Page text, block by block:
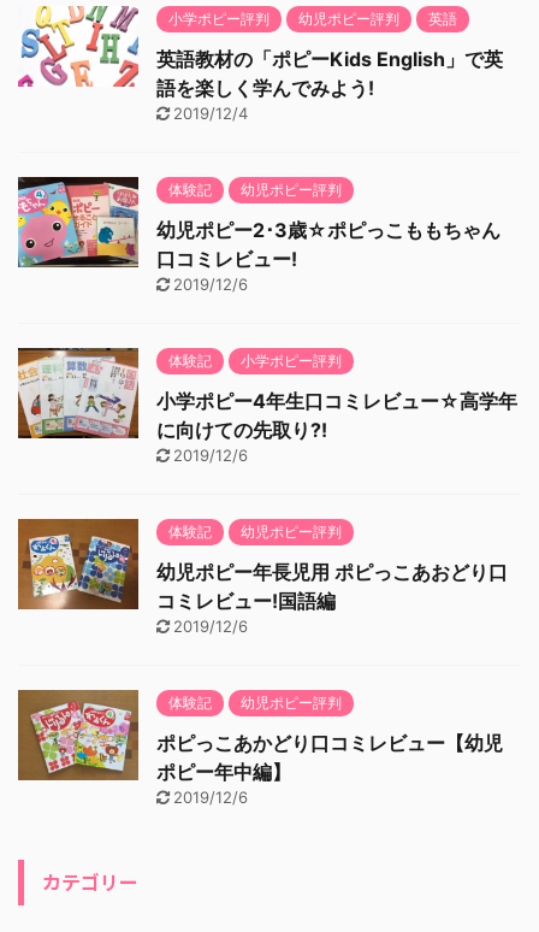
小学ポピー評判 幼児ポピー評判 英語
英語教材の「ポピーKids English」で英
語を楽しく学んでみよう!
2019/12/4
体験記 幼児ポピー評判
幼児ポピー2･3歳☆ポピっこももちゃん
口コミレビュー!
2019/12/6
体験記 小学ポピー評判
小学ポピー4年生口コミレビュー☆高学年
に向けての先取り?!
2019/12/6
体験記 幼児ポピー評判
幼児ポピー年長児用 ポピっこあおどり口
コミレビュー!国語編
2019/12/6
体験記 幼児ポピー評判
ポピっこあかどり口コミレビュー【幼児
ポピー年中編】
2019/12/6
カテゴリー